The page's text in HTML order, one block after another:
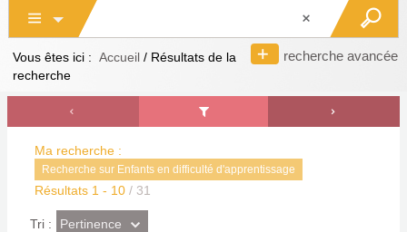
recherche avancée
Vous êtes ici : Accueil / Résultats de la
recherche
Ma recherche :
Recherche sur Enfants en difficulté d'apprentissage
Résultats 1 - 10 / 31
Tri : (Effet
Pertinence